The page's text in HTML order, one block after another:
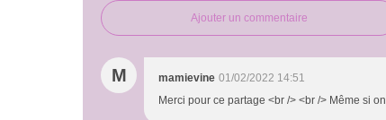
Ajouter un commentaire
M mamievine 01/02/2022 14:51
Merci pour ce partage <br /> <br /> Même si